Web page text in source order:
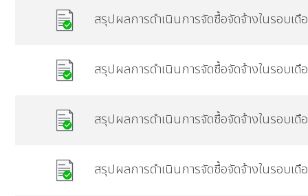
สรุปผลการดำเนินการจัดซื้อจัดจ้างในรอบเ
สรุปผลการดำเนินการจัดซื้อจัดจ้างในรอบเ
สรุปผลการดำเนินการจัดซื้อจัดจ้างในรอบ
สรุปผลการดำเนินการจัดซื้อจัดจ้างในรอบเ